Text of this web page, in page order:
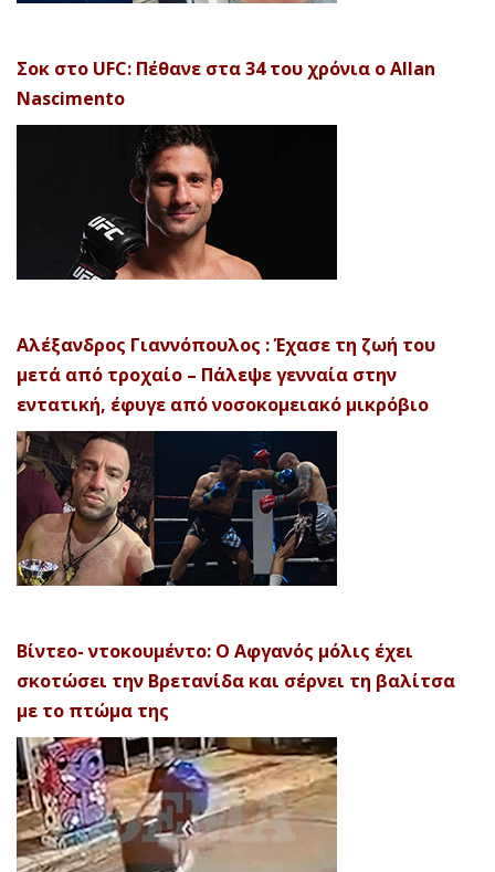
Σοκ στο UFC: Πέθανε στα 34 του χρόνια ο Allan
Nascimento
Αλέξανδρος Γιαννόπουλος : Έχασε τη ζωή του
μετά από τροχαίο – Πάλεψε γενναία στην
εντατική, έφυγε από νοσοκομειακό μικρόβιο
Βίντεο- ντοκουμέντο: Ο Αφγανός μόλις έχει
σκοτώσει την Βρετανίδα και σέρνει τη βαλίτσα
με το πτώμα της